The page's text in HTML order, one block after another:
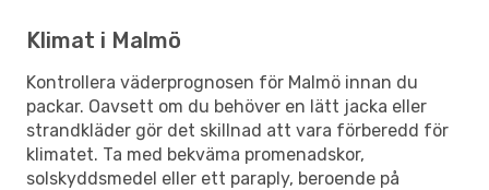
Klimat i Malmö
Kontrollera väderprognosen för Malmö innan du
packar. Oavsett om du behöver en lätt jacka eller
strandkläder gör det skillnad att vara förberedd för
klimatet. Ta med bekväma promenadskor,
solskyddsmedel eller ett paraply, beroende på